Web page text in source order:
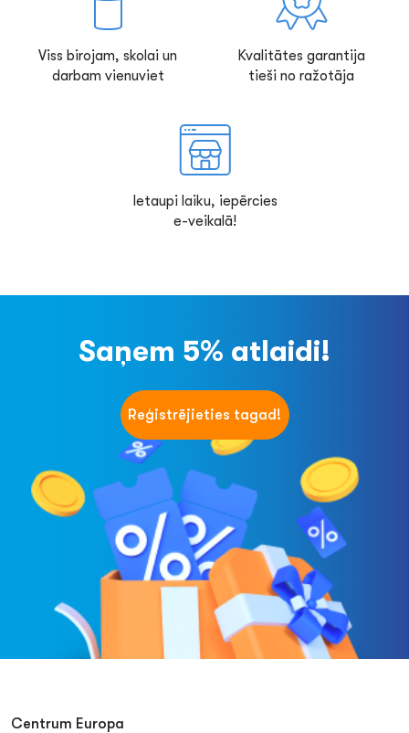
Viss birojam, skolai un
darbam vienuviet
Kvalitātes garantija
tieši no ražotāja
Ietaupi laiku, iepērcies
e-veikalā!
Saņem 5% atlaidi!
Reģistrējieties tagad!
Centrum Europa